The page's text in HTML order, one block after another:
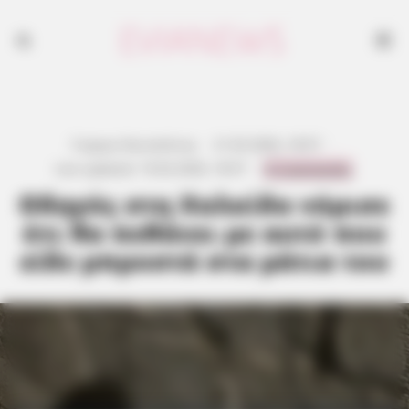
Οδηγός στη Χαλκίδα νόμισε
ότι θα πεθάνει με αυτό που
είδε μπροστά στα μάτια του